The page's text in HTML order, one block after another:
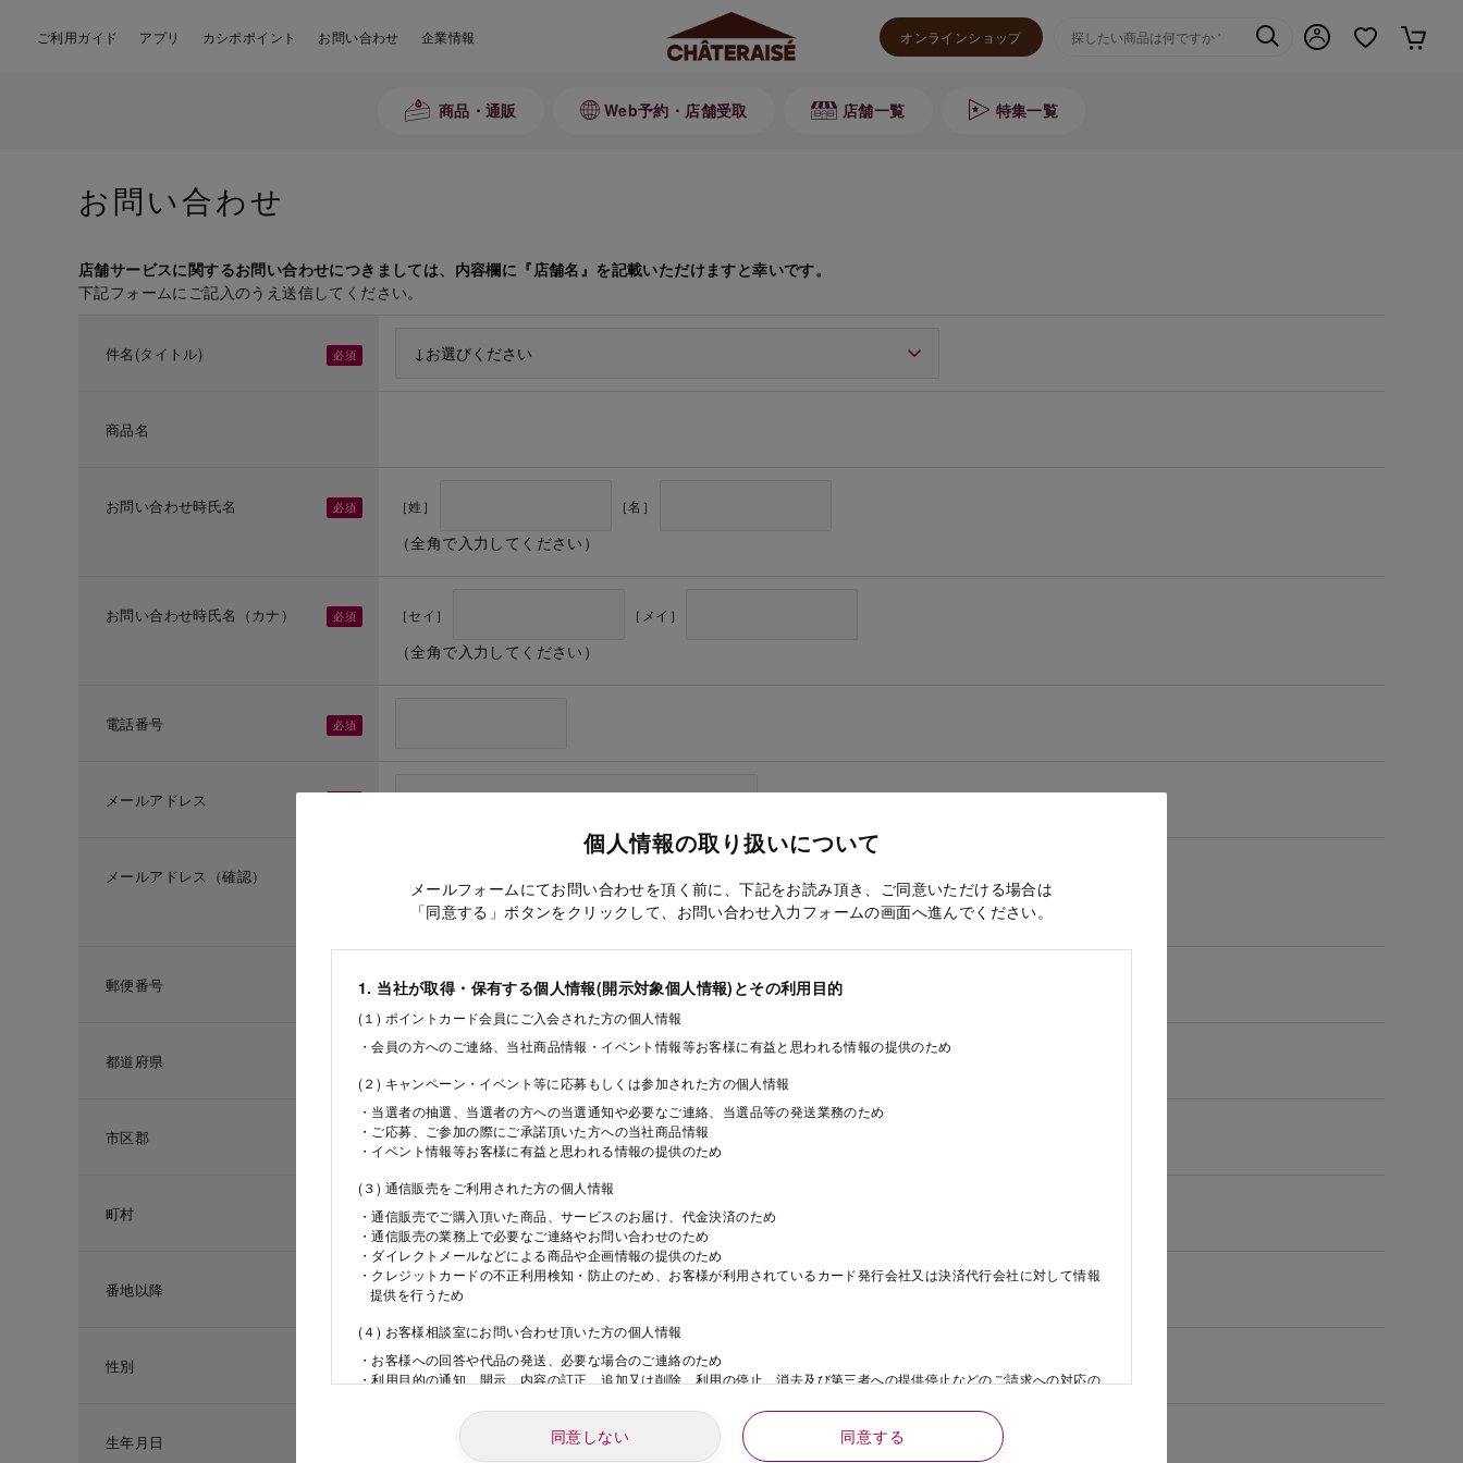
ご利用ガイド アプリ カシポポイント お問い合わせ 企業情報 オンラインショップ
商品・通販 Web予約・店舗受取 店舗一覧 特集一覧
お問い合わせ
店舗サービスに関するお問い合わせにつきましては、内容欄に『店舗名』を記載いただけますと幸いです。
下記フォームにご記入のうえ送信してください。
個人情報の取り扱いについて
メールフォームにてお問い合わせを頂く前に、下記をお読み頂き、ご同意いただける場合は
「同意する」ボタンをクリックして、お問い合わせ入力フォームの画面へ進んでください。
1. 当社が取得・保有する個人情報(開示対象個人情報)とその利用目的
(１) ポイントカード会員にご入会された方の個人情報
・会員の方へのご連絡、当社商品情報・イベント情報等お客様に有益と思われる情報の提供のため
(２) キャンペーン・イベント等に応募もしくは参加された方の個人情報
・当選者の抽選、当選者の方への当選通知や必要なご連絡、当選品等の発送業務のため
・ご応募、ご参加の際にご承諾頂いた方への当社商品情報
・イベント情報等お客様に有益と思われる情報の提供のため
(３) 通信販売をご利用された方の個人情報
・通信販売でご購入頂いた商品、サービスのお届け、代金決済のため
・通信販売の業務上で必要なご連絡やお問い合わせのため
・ダイレクトメールなどによる商品や企画情報の提供のため
・クレジットカードの不正利用検知・防止のため、お客様が利用されているカード発行会社又は決済代行会社に対して情報
提供を行うため
(４) お客様相談室にお問い合わせ頂いた方の個人情報
・お客様への回答や代品の発送、必要な場合のご連絡のため
・利用目的の通知、開示、内容の訂正、追加又は削除、利用の停止、消去及び第三者への提供停止などのご請求への対応の
(５) 当社の採用活動にご応募された方の個人情報
同意しない 同意する
件名(タイトル)
商品名
お問い合わせ時氏名 ［姓］ ［名］
（全角で入力してください）
お問い合わせ時氏名（カナ） ［セイ］ ［メイ］
（全角で入力してください）
電話番号
メールアドレス
メールアドレス（確認）
（メールアドレス確認のため再度入力をお願いします）
郵便番号
都道府県
市区郡
町村
番地以降
性別
生年月日 年